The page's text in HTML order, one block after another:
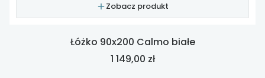
Zobacz produkt
Łóżko 90x200 Calmo białe
Cena
1 149,00 zł